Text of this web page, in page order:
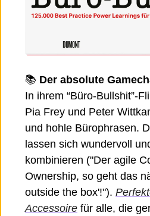
📚 Der absolute
In ihrem “Büro-Bullshit”-
Pia Frey und Peter
und hohle Bürophrasen.
lassen sich wundervoll
kombinieren ("Der agile
Ownership, so geht das
outside the box'!").
Accessoire für alle, die